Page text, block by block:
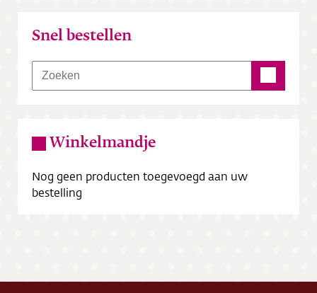
Snel bestellen
Winkelmandje
Nog geen producten toegevoegd aan uw
bestelling